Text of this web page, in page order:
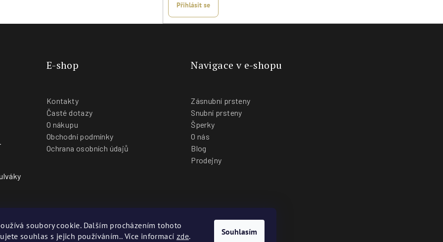
soubory cookie. Dalším procházením tohoto
souhlas s jejich používáním.. Více informací zde. Souhlasím
Přihlásit se
E-shop
Kontakty
Časté dotazy
O nákupu
Obchodní podmínky
Ochrana osobních údajů
Navigace v e-shopu
Zásnubní prsteny
Snubní prsteny
Šperky
O nás
Blog
Prodejny